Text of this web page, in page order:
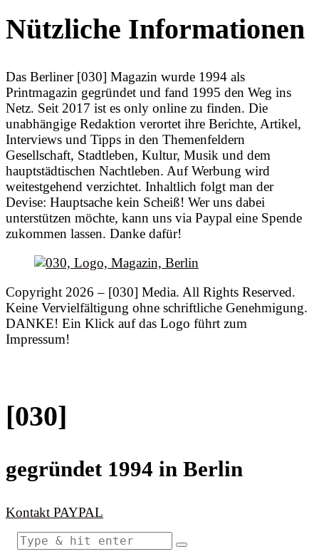
Nützliche Informationen
Das Berliner [030] Magazin wurde 1994 als
Printmagazin gegründet und fand 1995 den Weg ins
Netz. Seit 2017 ist es only online zu finden. Die
unabhängige Redaktion verortet ihre Berichte, Artikel,
Interviews und Tipps in den Themenfeldern
Gesellschaft, Stadtleben, Kultur, Musik und dem
hauptstädtischen Nachtleben. Auf Werbung wird
weitestgehend verzichtet. Inhaltlich folgt man der
Devise: Hauptsache kein Scheiß! Wer uns dabei
unterstützen möchte, kann uns via Paypal eine Spende
zukommen lassen. Danke dafür!
Copyright 2026 – [030] Media. All Rights Reserved.
Keine Vervielfältigung ohne schriftliche Genehmigung.
DANKE! Ein Klick auf das Logo führt zum
Impressum!
[030]
gegründet 1994 in Berlin
Kontakt PAYPAL